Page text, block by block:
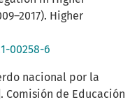
Higher
00258-6
nacional por la
Comisión de Educación